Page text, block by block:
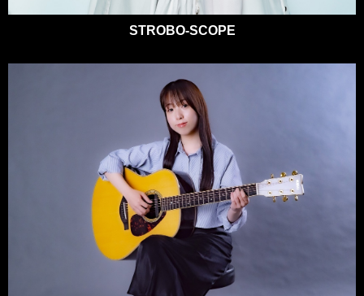
STROBO-SCOPE